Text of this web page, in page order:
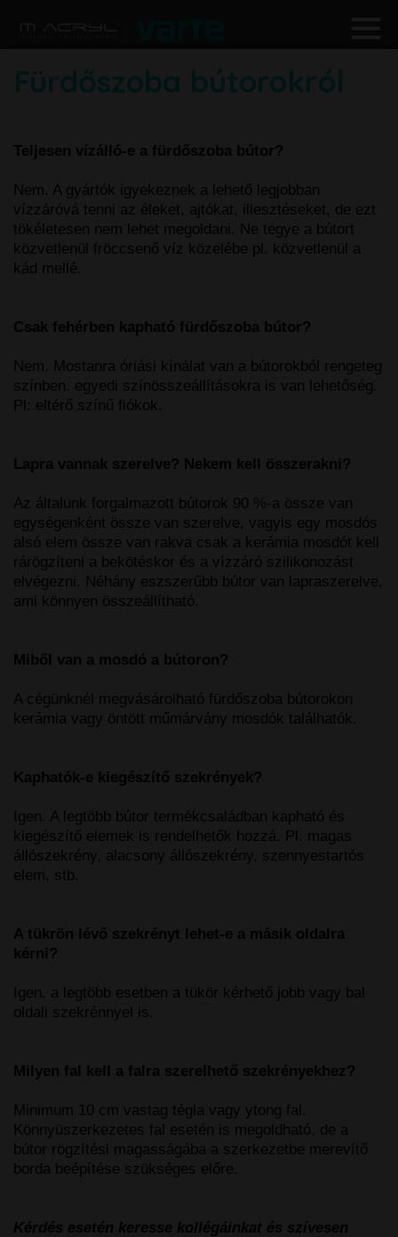
Fürdőszoba bútorokról
Teljesen vízálló-e a fürdőszoba bútor?
Nem. A gyártók igyekeznek a lehető legjobban
vízzáróvá tenni az éleket, ajtókat, illesztéseket, de ezt
tökéletesen nem lehet megoldani. Ne tegye a bútort
közvetlenül fröccsenő víz közelébe pl. közvetlenül a
kád mellé.
Csak fehérben kapható fürdőszoba bútor?
Nem. Mostanra óriási kínálat van a bútorokból rengeteg
színben. egyedi színösszeállításokra is van lehetőség.
Pl: eltérő színű fiókok.
Lapra vannak szerelve? Nekem kell összerakni?
Az általunk forgalmazott bútorok 90 %-a össze van
egységenként össze van szerelve, vagyis egy mosdós
alsó elem össze van rakva csak a kerámia mosdót kell
rárögzíteni a bekötéskor és a vízzáró szilikonozást
elvégezni. Néhány eszszerűbb bútor van lapraszerelve,
ami könnyen összeállítható.
Miből van a mosdó a bútoron?
A cégünknél megvásárolható fürdőszoba bútorokon
kerámia vagy öntött műmárvány mosdók találhatók.
Kaphatók-e kiegészítő szekrények?
Igen. A legtöbb bútor termékcsaládban kapható és
kiegészítő elemek is rendelhetők hozzá. Pl. magas
állószekrény, alacsony állószekrény, szennyestartós
elem, stb.
A tükrön lévő szekrényt lehet-e a másik oldalra
kérni?
Igen. a legtöbb esetben a tükör kérhető jobb vagy bal
oldali szekrénnyel is.
Milyen fal kell a falra szerelhető szekrényekhez?
Minimum 10 cm vastag tégla vagy ytong fal.
Könnyüszerkezetes fal esetén is megoldható, de a
bútor rögzítési magasságába a szerkezetbe merevítő
borda beépítése szükséges előre.
Kérdés esetén keresse kollégáinkat és szívesen